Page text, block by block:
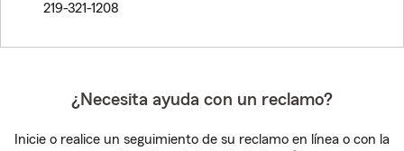
219-321-1208
¿Necesita ayuda con un reclamo?
Inicie o realice un seguimiento de su reclamo en línea o con la